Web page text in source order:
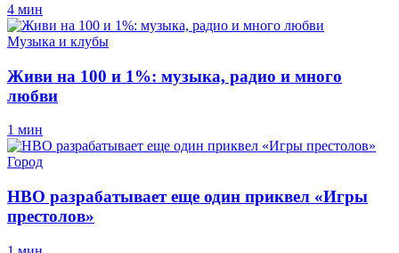
4 мин
Музыка и клубы
Живи на 100 и 1%: музыка, радио и много
любви
1 мин
Город
HBO разрабатывает еще один приквел «Игры
престолов»